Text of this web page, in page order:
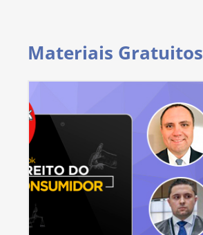
Materiais Gratuitos